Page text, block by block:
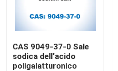
Circa noi
Giro della fabbrica
CAS 9049-37-0 Sale
sodica dell'acido
poligalatturonico